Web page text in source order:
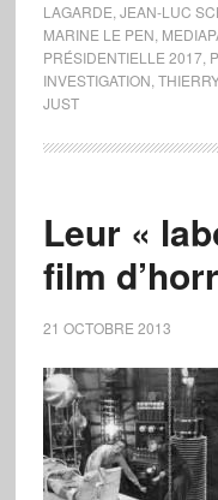
LAGARDE JEAN-LUC
MARINE LE PEN
PRÉSIDENTIELLE 2017,
INVESTIGATION
JUST
Leur «
film
21 OCTOBRE 2013